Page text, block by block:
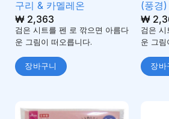
구리 & 카멜레온
₩2,363
검은 시트를 펜 로 깎으면 아름다
운 그림이 떠오릅니다.
장바구니
(풍경)
₩
검은 시
운 그림
장바